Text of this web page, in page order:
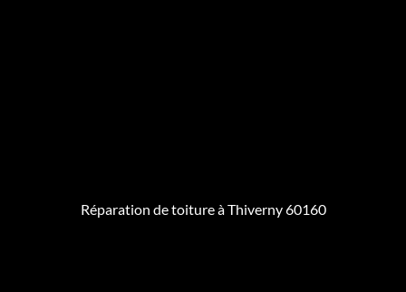
Réparation de toiture à Thiverny 60160